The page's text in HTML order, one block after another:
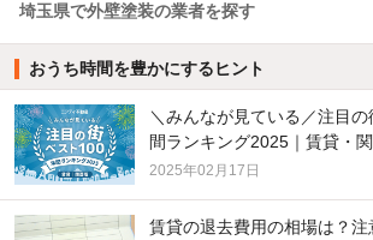
埼玉県で外壁塗装の業者を探す
おうち時間を豊かにするヒント
＼みんなが見ている／注目
間ランキング2025｜賃貸・
2025年02月17日
賃貸の退去費用の相場は？注